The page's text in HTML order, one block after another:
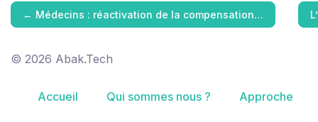
← Médecins : réactivation de la compensation…
© 2026 Abak.Tech
Accueil Qui sommes nous ? Approche